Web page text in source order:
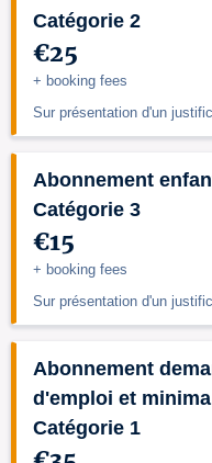
Catégorie 2
€25
+ booking fees
Sur présentation d'un
Abonnement
Catégorie 3
€15
+ booking fees
Sur présentation d'un
Abonnement
d'emploi et
Catégorie 1